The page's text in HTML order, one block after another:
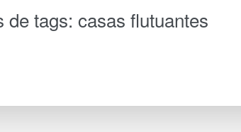
de tags: casas flutuantes